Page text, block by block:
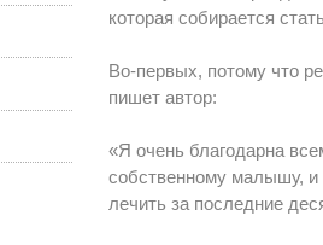
которая собирается
Во-первых, потому что
пишет автор:
«Я очень благодарна
собственному малышу,
лечить за последние